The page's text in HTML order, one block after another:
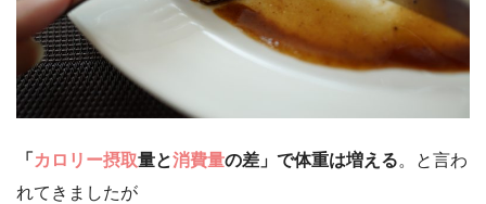
「 カロリー摂取量と消費量の差」で体重は増える。と言わ
れてきましたが